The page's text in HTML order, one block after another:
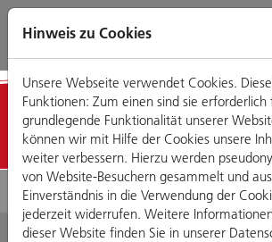
Direkt
zum
Zum
Hauptmenü
Zum
Footermenü
Zur
Website-
Hinweis zu Cookies
Unsere Webseite verwendet Cookies.
Funktionen: Zum einen sind sie erforderlich
grundlegende Funktionalität unserer
können wir mit Hilfe der Cookies unsere
weiter verbessern. Hierzu werden
von Website-Besuchern gesammelt und
Einverständnis in die Verwendung der
jederzeit widerrufen. Weitere
dieser Website finden Sie in unserer